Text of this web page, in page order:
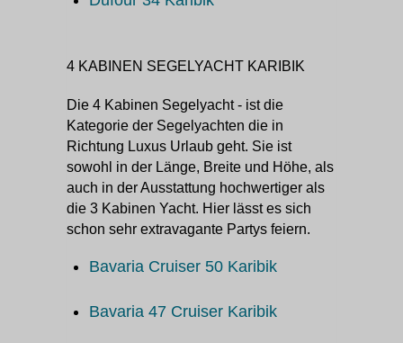
4 KABINEN SEGELYACHT KARIBIK
Die 4 Kabinen Segelyacht - ist die
Kategorie der Segelyachten die in
Richtung Luxus Urlaub geht. Sie ist
sowohl in der Länge, Breite und Höhe, als
auch in der Ausstattung hochwertiger als
die 3 Kabinen Yacht. Hier lässt es sich
schon sehr extravagante Partys feiern.
Bavaria Cruiser 50 Karibik
Bavaria 47 Cruiser Karibik